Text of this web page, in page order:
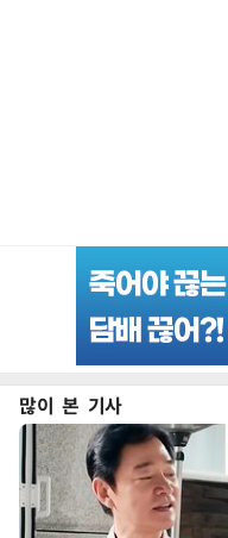
많이 본 기사